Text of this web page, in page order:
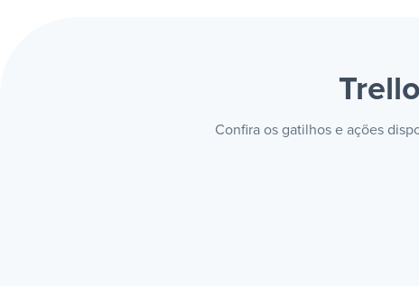
Confira os gatilhos e ações